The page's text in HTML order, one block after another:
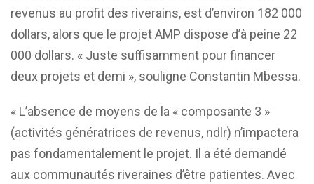
revenus au profit des riverains, est d’environ 182 000
dollars, alors que le projet AMP dispose d’à peine 22
000 dollars. « Juste suffisamment pour financer
deux projets et demi », souligne Constantin Mbessa.
« L’absence de moyens de la « composante 3 »
(activités génératrices de revenus, ndlr) n’impactera
pas fondamentalement le projet. Il a été demandé
aux communautés riveraines d’être patientes. Avec